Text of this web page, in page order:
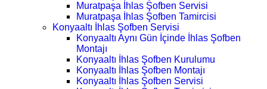
Muratpaşa İhlas Şofben Servisi
Muratpaşa İhlas Şofben Tamircisi
Konyaaltı İhlas Şofben Servisi
Konyaaltı Aynı Gün İçinde İhlas Şofben
Montajı
Konyaaltı İhlas Şofben Kurulumu
Konyaaltı İhlas Şofben Montajı
Konyaaltı İhlas Şofben Servisi